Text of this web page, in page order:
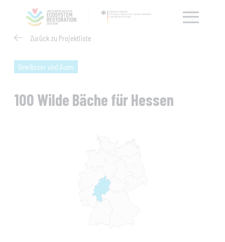
Zurück zu Projektliste
Gewässer und Auen
100 Wilde Bäche für Hessen